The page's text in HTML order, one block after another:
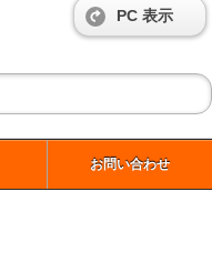
PC 表示
お問い合わせ